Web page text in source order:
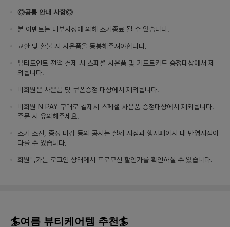
◎공통 안내 사항◎
본 이벤트는 내부사정에 의해 조기종료 될 수 있습니다.
교환 및 환불 시 사은품을 동봉해주셔야합니다.
뷰티포인트 전액 결제 시 스페셜 사은품 및 기프트카드 증정대상에서 제
외됩니다.
비회원은 사은품 및 쿠폰증정 대상에서 제외됩니다.
비회원 N PAY 구매로 결제시 스페셜 사은품 증정대상에서 제외됩니다.
주문 시 유의해주세요.
조기 소진, 증정 마감 등의 공지는 실제 시점과 행사페이지 내 반영시점이
다를 수 있습니다.
회원특가는 로그인 상태에서 프로모션 할인가를 확인하실 수 있습니다.
🏄여름 뷰티케어템 추천🏄